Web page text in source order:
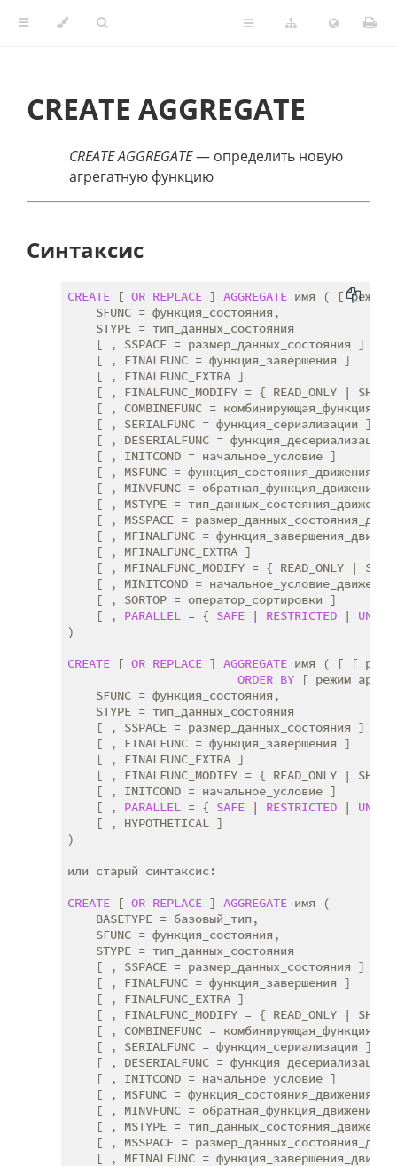
CREATE AGGREGATE
CREATE AGGREGATE— определить новую
агрегатную функцию
Синтаксис
CREATE [ OR REPLACE ] AGGREGATE имя ( [
    SFUNC = функция_состояния,
    STYPE = тип_данных_состояния
    [ , SSPACE = размер_данных_состояния ]
    [ , FINALFUNC = функция_завершения ]
    [ , FINALFUNC_EXTRA ]
[ , FINALFUNC_MODIFY = { READ_ONLY |
    [ , COMBINEFUNC = комбинирующая_функция ]
    [ , SERIALFUNC = функция_сериализации ]
[ , DESERIALFUNC = функция_десериализации
    [ , INITCOND = начальное_условие ]
    [ , MSFUNC = функция_состояния_движения ]
    [ , MINVFUNC = обратная_функция_движения ]
[ , MSTYPE = тип_данных_состояния_движения
[ , MSSPACE =
[ , MFINALFUNC =
    [ , MFINALFUNC_EXTRA ]
[ , MFINALFUNC_MODIFY = { READ_ONLY |
[ , MINITCOND = начальное_условие_движения
    [ , SORTOP = оператор_сортировки ]
    [ ,
PARALLEL = { SAFE | RESTRICTED |
)
CREATE [ OR REPLACE ] AGGREGATE имя ( [ [
ORDER BY [
    SFUNC = функция_состояния,
    STYPE = тип_данных_состояния
    [ , SSPACE = размер_данных_состояния ]
    [ , FINALFUNC = функция_завершения ]
    [ , FINALFUNC_EXTRA ]
[ , FINALFUNC_MODIFY = { READ_ONLY |
    [ , INITCOND = начальное_условие ]
    [ ,
PARALLEL = { SAFE | RESTRICTED |
    [ , HYPOTHETICAL ]
)
или старый синтаксис:
CREATE [ OR REPLACE ] AGGREGATE имя (
    BASETYPE = базовый_тип,
    SFUNC = функция_состояния,
    STYPE = тип_данных_состояния
    [ , SSPACE = размер_данных_состояния ]
    [ , FINALFUNC = функция_завершения ]
    [ , FINALFUNC_EXTRA ]
[ , FINALFUNC_MODIFY = { READ_ONLY |
    [ , COMBINEFUNC = комбинирующая_функция ]
    [ , SERIALFUNC = функция_сериализации ]
[ , DESERIALFUNC = функция_десериализации
    [ , INITCOND = начальное_условие ]
    [ , MSFUNC = функция_состояния_движения ]
    [ , MINVFUNC = обратная_функция_движения ]
[ , MSTYPE = тип_данных_состояния_движения
[ , MSSPACE =
[ , MFINALFUNC =